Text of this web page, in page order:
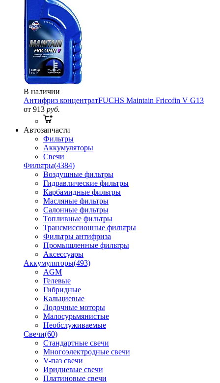
В наличии
Антифриз концентратFUCHS Maintain Fricofin V G13
от 913 руб.
Автозапчасти
Фильтры
Аккумуляторы
Свечи
Фильтры(4384)
Воздушные фильтры
Гидравлические фильтры
Карбамидные фильтры
Масляные фильтры
Салонные фильтры
Топливные фильтры
Трансмиссионные фильтры
Фильтры антифриза
Промышленные фильтры
Аксессуары
Аккумуляторы(493)
AGM
Гелевые
Гибридные
Кальциевые
Лодочные моторы
Малосурьмянистые
Необслуживаемые
Свечи(60)
Стандартные свечи
Многоэлектродные свечи
V-паз свечи
Иридиевые свечи
Платиновые свечи